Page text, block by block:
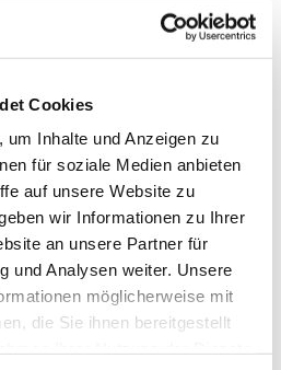
Cookies
Inhalte und Anzeigen zu
für soziale Medien anbieten
auf unsere Website zu
wir Informationen zu Ihrer
an unsere Partner für
und Analysen weiter. Unsere
möglicherweise mit
die Sie ihnen bereitgestellt
Sie auch